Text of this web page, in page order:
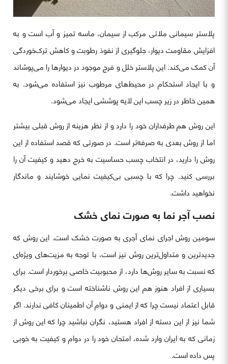
پلاستر سیمانی ملاتی مرکب از سیمان، ماسه تمیز و آب است و به
افزایش مقاومت دیوار، جلوگیری از نفوذ رطوبت و کاهش ترک‌خوردگی
آن کمک می‌کند. این پلاستر خلل و فرج موجود در دیوارها را می‌پوشاند
و با ایجاد استحکام در محیط‌های مرطوب نیز استفاده می‌شود. به
همین خاطر در زیر چسب این لایه پوششی ایجاد می‌شود.
این روش هم طرفداران خود را دارد و از نظر هزینه از روش قبلی بیشتر
اما از روش بعدی به صرفه‌تر است. در صورتی که قصد استفاده از این
روش را دارید، در انتخاب چسب حساسیت به خرج دهید و کیفیت آن را
بررسی کنید. چرا که با چسبی بی‌کیفیت نمایی خوشایند و ماندگار
نخواهید داشت.
نصب آجر نما به صورت نمای خشک
سومین روش اجرای نمای آجری به صورت خشک است. این روش که
جدیدترین و متداول‌ترین روش نیز است، با توجه به مزیت‌های ویژه‌ای
که نسبت به سایر روش‌ها دارد، از محبوبیت خاصی برخوردار است. برای
بسیاری از افراد هنوز هم این روش ناشناخته است و برای برخی دیگر
قابل اعتماد نیست چرا که از ایمنی و دوام آن اطمینان کافی ندارند. اگر
شما نیز از این دسته از افراد هستید، نگران نباشید چرا که این روش از
زمانی که به ایران وارد شده، امتحان خود را در دوام و کیفیت به خوبی
پس داده است.